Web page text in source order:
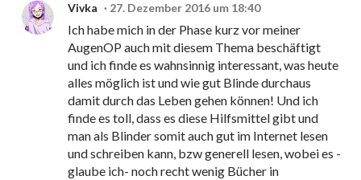
Vivka 27. Dezember 2016 um 18:40
Ich habe mich in der Phase kurz vor meiner
AugenOP auch mit diesem Thema beschäftigt
und ich finde es wahnsinnig interessant, was heute
alles möglich ist und wie gut Blinde durchaus
damit durch das Leben gehen können! Und ich
finde es toll, dass es diese Hilfsmittel gibt und
man als Blinder somit auch gut im Internet lesen
und schreiben kann, bzw generell lesen, wobei es -
glaube ich- noch recht wenig Bücher in